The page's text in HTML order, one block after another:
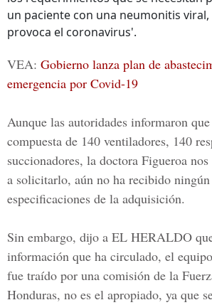
un paciente con una neumonitis
provoca el coronavirus'.
VEA: Gobierno lanza plan de
emergencia por Covid-19
Aunque las autoridades informaron
compuesta de 140 ventiladores, 140
succionadores, la doctora Figueroa nos
a solicitarlo, aún no ha recibido
especificaciones de la adquisición.
Sin embargo, dijo a EL HERALDO
información que ha circulado, el
fue traído por una comisión de la
Honduras, no es el apropiado, ya que